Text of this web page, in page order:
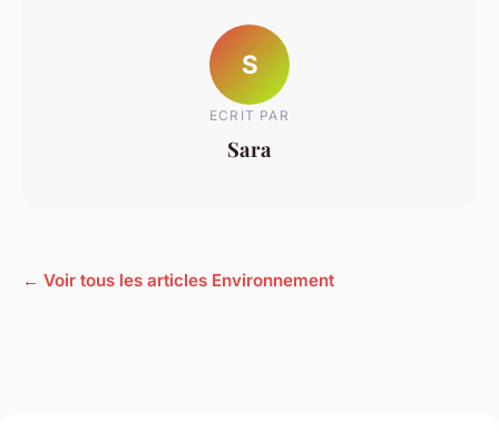
S
ECRIT PAR
Sara
← Voir tous les articles Environnement